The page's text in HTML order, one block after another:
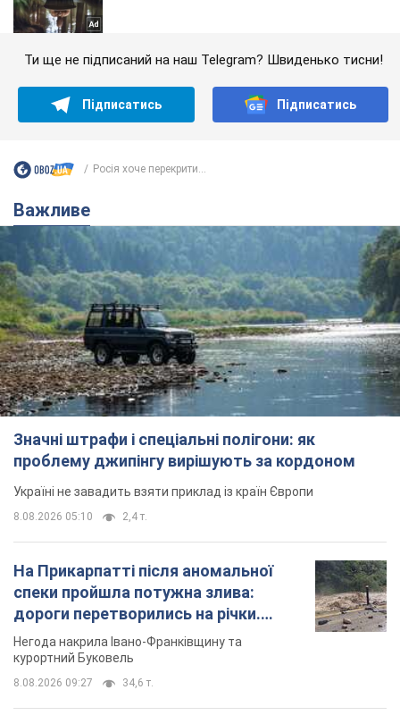
Ти ще не підписаний на наш Telegram? Швиденько тисни!
Підписатись Підписатись
Росія хоче перекрити...
Важливе
Значні штрафи і спеціальні полігони: як
проблему джипінгу вирішують за кордоном
Україні не завадить взяти приклад із країн Європи
8.08.2026 05:10 2,4 т.
На Прикарпатті після аномальної
спеки пройшла потужна злива:
дороги перетворились на річки.
Відео
Негода накрила Івано-Франківщину та
курортний Буковель
8.08.2026 09:27 34,6 т.